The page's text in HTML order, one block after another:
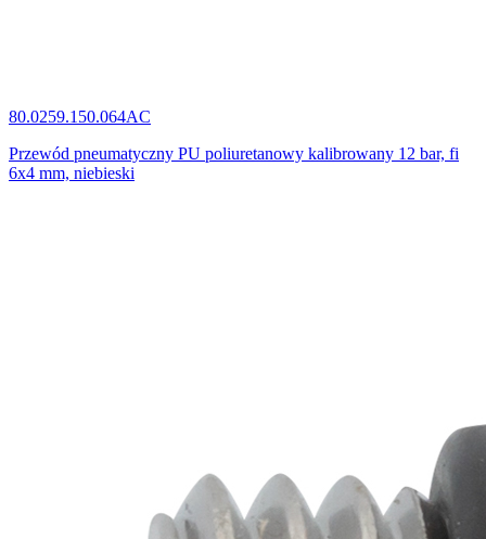
80.0259.150.064AC
Przewód pneumatyczny PU poliuretanowy kalibrowany 12 bar, fi
6x4 mm, niebieski